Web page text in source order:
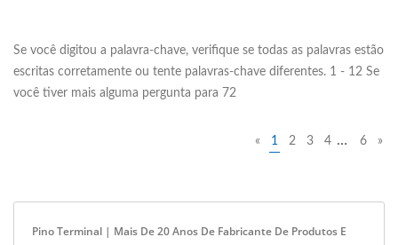
Se você digitou a palavra-chave, verifique se todas as palavras estão
escritas corretamente ou tente palavras-chave diferentes. 1 - 12 Se
você tiver mais alguma pergunta para 72
« 1 2 3 4 … 6 »
Pino Terminal | Mais De 20 Anos De Fabricante De Produtos E